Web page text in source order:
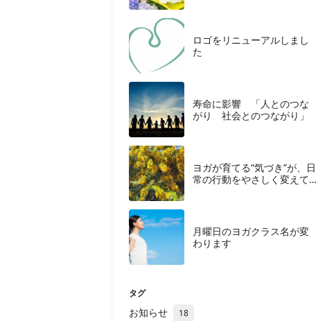
ロゴをリニューアルしまし
た
寿命に影響 「人とのつな
がり 社会とのつながり」
ヨガが育てる“気づき”が、日
常の行動をやさしく変えて
月曜日のヨガクラス名が変
わります
タグ
お知らせ 18